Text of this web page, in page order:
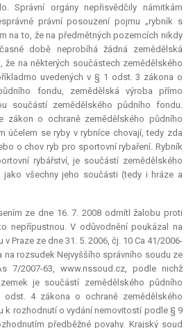
Správní orgány nepřisvědčily námitkám
právní posouzení pojmu „rybník s
na to, že na předmětných pozemcích nikdy
době neprobíhá žádná zemědělská
že na některých součástech zemědělského
uvedených v § 1 odst. 3 zákona o
fondu, zemědělská výroba přímo
součástí zemědělského půdního fondu.
zákon o ochraně zemědělského půdního
účelem se ryby v rybníce chovají, tedy zda
o chov ryb pro sportovní rybaření. Rybník
rybářství, je součástí zemědělského
všechny jeho součásti (tedy i hráze a
ze dne 16. 7. 2008 odmítl žalobu proti
nepřípustnou. V odůvodnění poukázal na
Praze ze dne 31. 5. 2006, čj. 10 Ca 41/2006-
na rozsudek Nejvyššího správního soudu ze
7/2007-63, www.nssoud.cz, podle nichž
je součástí zemědělského půdního
4 zákona o ochraně zemědělského
k rozhodnutí o vydání nemovitostí podle § 9
předběžné povahy. Krajský soud